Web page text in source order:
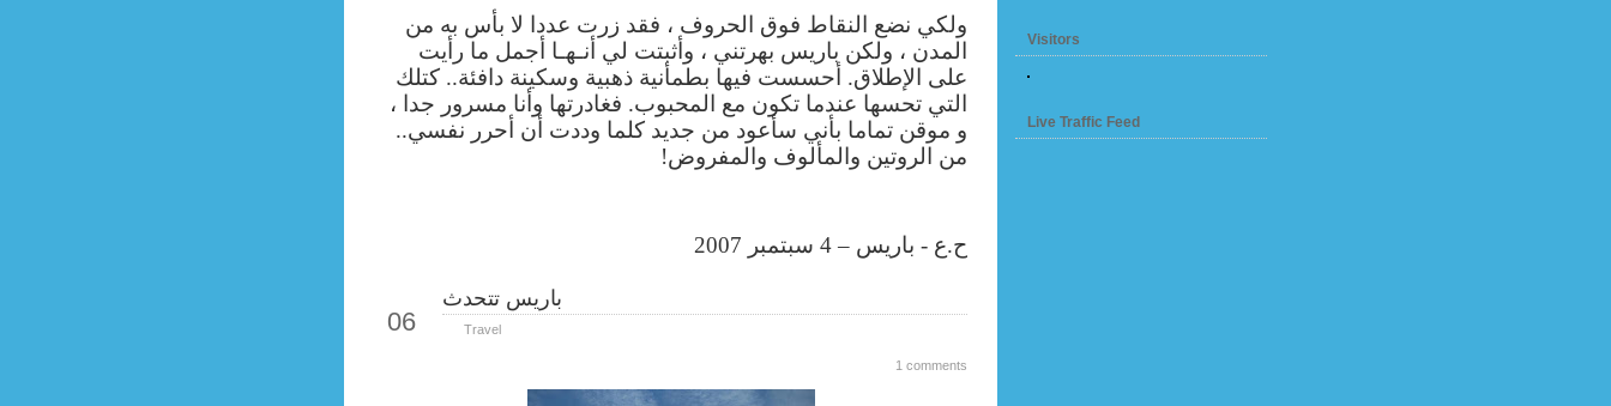
ولكي نضع النقاط فوق الحروف ، فقد زرت عددا لا بأس به من
المدن ، ولكن باريس بهرتني ، وأثبتت لي أنـهـا أجمل ما رأيت
على الإطلاق. أحسست فيها بطمأنية ذهبية وسكينة دافئة.. كتلك
التي تحسها عندما تكون مع المحبوب. فغادرتها وأنا مسرور جدا ،
و موقن تماما بأني سأعود من جديد كلما وددت أن أحرر نفسي..
من الروتين والمألوف والمفروض!
ح.ع - باريس – 4 سبتمبر 2007
06
باريس تتحدث
Travel
1 comments
Visitors
Live Traffic Feed